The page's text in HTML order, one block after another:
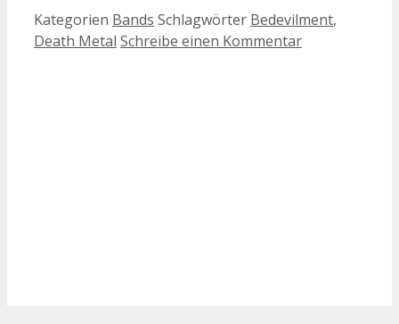
Kategorien Bands Schlagwörter Bedevilment,
Death Metal Schreibe einen Kommentar